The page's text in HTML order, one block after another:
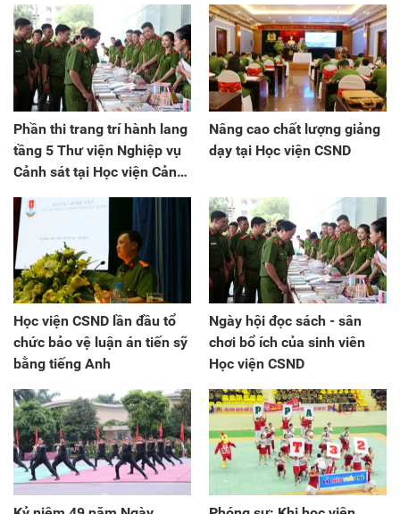
Phần thi trang trí hành lang
tầng 5 Thư viện Nghiệp vụ
Cảnh sát tại Học viện Cảnh
Nâng cao chất lượng giảng
dạy tại Học viện CSND
Học viện CSND lần đầu tổ
chức bảo vệ luận án tiến sỹ
bằng tiếng Anh
Ngày hội đọc sách - sân
chơi bổ ích của sinh viên
Học viện CSND